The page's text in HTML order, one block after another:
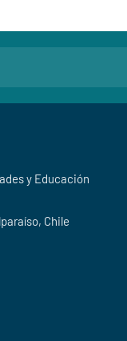
y Educación
Chile